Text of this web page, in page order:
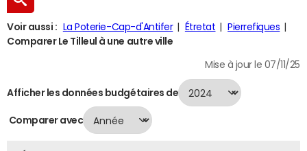
Voir aussi : La Poterie-Cap-d'Antifer Étretat
Pierrefiques
Comparer Le Tilleul à une autre ville
Mise à jour le 07/11/25
Afficher les données budgétaires de
Comparer avec